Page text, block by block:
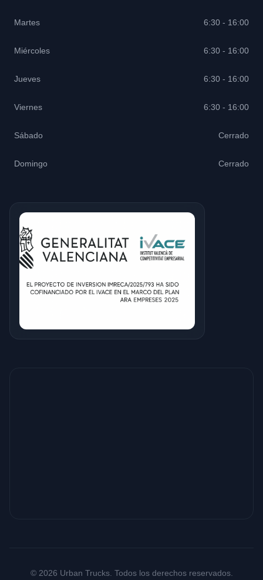
Martes 6:30 - 16:00
Miércoles 6:30 - 16:00
Jueves 6:30 - 16:00
Viernes 6:30 - 16:00
Sábado Cerrado
Domingo Cerrado
© 2026 Urban Trucks. Todos los derechos reservados.